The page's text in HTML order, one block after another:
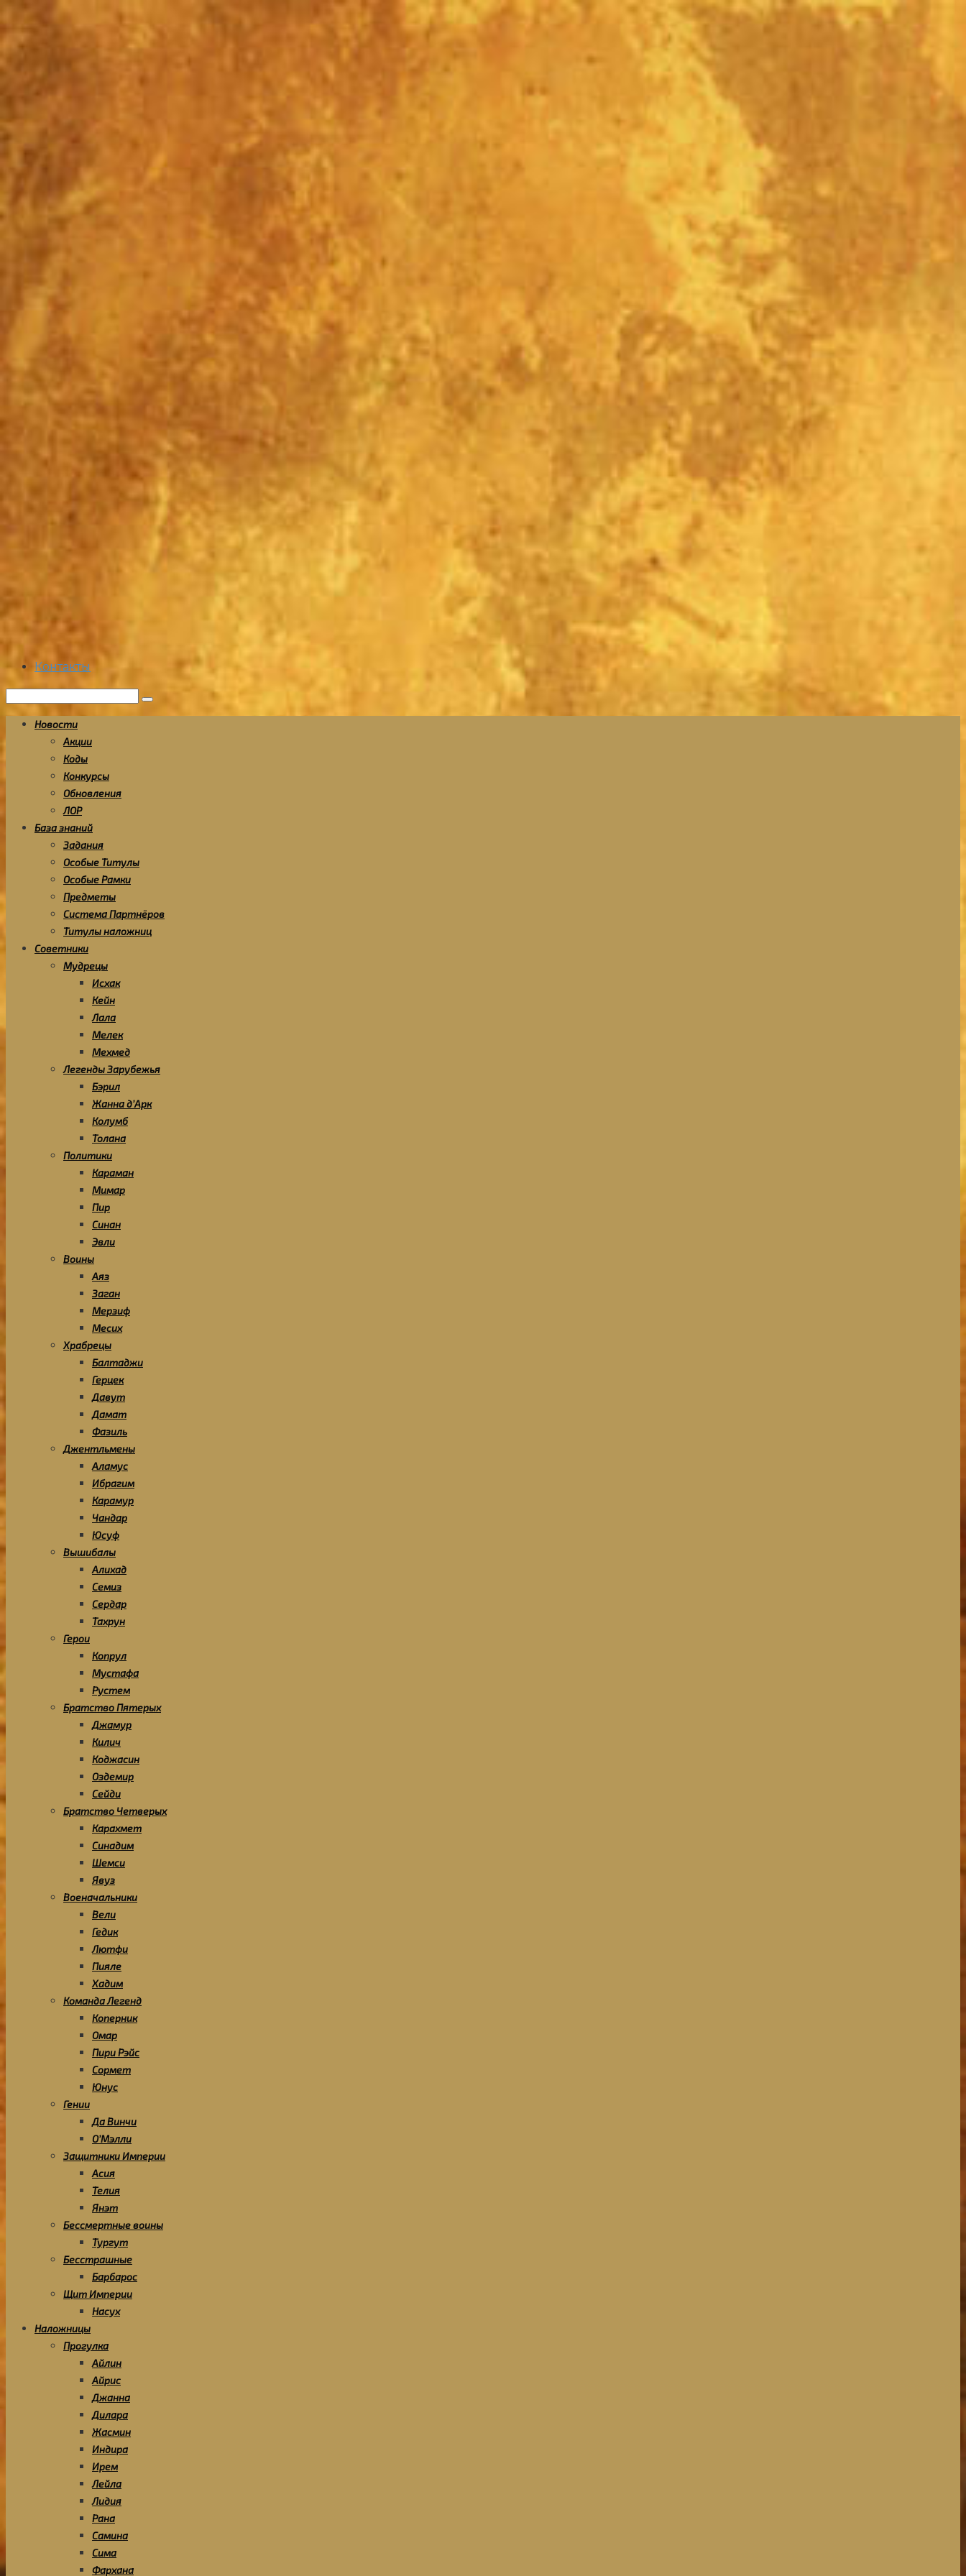
Перейти
контенту
Контакты
Новости
Акции
Коды
Конкурсы
Обновления
ЛОР
База знаний
Задания
Особые Титулы
Особые Рамки
Предметы
Система Партнёров
Титулы наложниц
Советники
Мудрецы
Исхак
Кейн
Лала
Мелек
Мехмед
Легенды Зарубежья
Бэрил
Жанна д’Арк
Колумб
Толана
Политики
Караман
Мимар
Пир
Синан
Эвли
Воины
Аяз
Заган
Мерзиф
Месих
Храбрецы
Балтаджи
Герцек
Давут
Дамат
Фазиль
Джентльмены
Аламус
Ибрагим
Карамур
Чандар
Юсуф
Вышибалы
Алихад
Семиз
Сердар
Тахрун
Герои
Копрул
Мустафа
Рустем
Братство Пятерых
Джамур
Килич
Коджасин
Оздемир
Сейди
Братство Четверых
Карахмет
Синадим
Шемси
Явуз
Военачальники
Вели
Гедик
Лютфи
Пияле
Хадим
Команда Легенд
Коперник
Омар
Пири Рэйс
Сормет
Юнус
Гении
Да Винчи
О’Мэлли
Защитники Империи
Асия
Телия
Янэт
Бессмертные воины
Тургут
Бесстрашные
Барбарос
Щит Империи
Насух
Наложницы
Прогулка
Айлин
Айрис
Джанна
Дилара
Жасмин
Индира
Ирем
Лейла
Лидия
Рана
Самина
Сима
Фархана